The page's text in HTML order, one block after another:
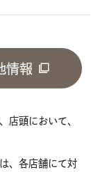
情報
店頭において、
、各店舗にて対